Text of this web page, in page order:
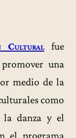
Culturalfue
una
medio de la
como
la danza y el
el programa